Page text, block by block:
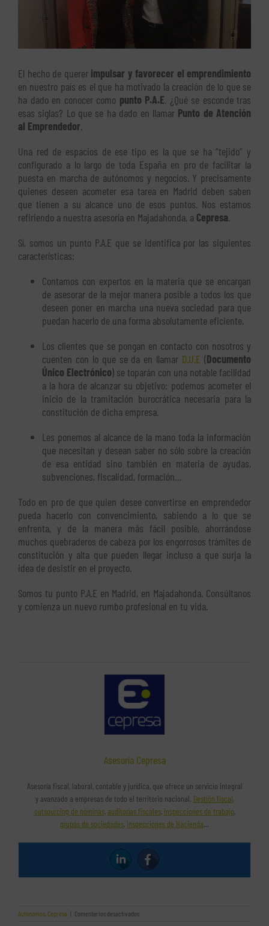
El hecho de querer impulsar y favorecer el emprendimiento
en nuestro país es el que ha motivado la creación de lo que se
ha dado en conocer como punto P.A.E. ¿Qué se esconde tras
esas siglas? Lo que se ha dado en llamar Punto de Atención
al Emprendedor.
Una red de espacios de ese tipo es la que se ha “tejido” y
configurado a lo largo de toda España en pro de facilitar la
puesta en marcha de autónomos y negocios. Y precisamente
quienes deseen acometer esa tarea en Madrid deben saben
que tienen a su alcance uno de esos puntos. Nos estamos
refiriendo a nuestra asesoría en Majadahonda, a Cepresa.
Sí, somos un punto P.A.E que se identifica por las siguientes
características:
Contamos con expertos en la materia que se encargan
de asesorar de la mejor manera posible a todos los que
deseen poner en marcha una nueva sociedad para que
puedan hacerlo de una forma absolutamente eficiente.
Los clientes que se pongan en contacto con nosotros y
cuenten con lo que se da en llamar D.U.E (Documento
Único Electrónico) se toparán con una notable facilidad
a la hora de alcanzar su objetivo: podemos acometer el
inicio de la tramitación burocrática necesaria para la
constitución de dicha empresa.
Les ponemos al alcance de la mano toda la información
que necesitan y desean saber no sólo sobre la creación
de esa entidad sino también en materia de ayudas,
subvenciones, fiscalidad, formación…
Todo en pro de que quien desee convertirse en emprendedor
pueda hacerlo con convencimiento, sabiendo a lo que se
enfrenta, y de la manera más fácil posible, ahorrándose
muchos quebraderos de cabeza por los engorrosos trámites de
constitución y alta que pueden llegar incluso a que surja la
idea de desistir en el proyecto.
Somos tu punto P.A.E en Madrid, en Majadahonda. Consúltanos
y comienza un nuevo rumbo profesional en tu vida.
Asesoría Cepresa
Asesoría fiscal, laboral, contable y jurídica, que ofrece un servicio integral
y avanzado a empresas de todo el territorio nacional. Gestión fiscal,
outsourcing de nóminas,auditorías fiscales, inspecciones de trabajo,
grupos de sociedades, inspecciones de Hacienda…
Autónomos Cepresa | Comentarios desactivadosen